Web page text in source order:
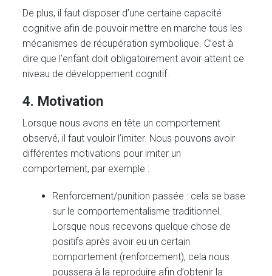
De plus, il faut disposer d’une certaine capacité
cognitive afin de pouvoir mettre en marche tous les
mécanismes de récupération symbolique. C’est à
dire que l’enfant doit obligatoirement avoir atteint ce
niveau de développement cognitif.
4. Motivation
Lorsque nous avons en tête un comportement
observé, il faut vouloir l’imiter. Nous pouvons avoir
différentes motivations pour imiter un
comportement, par exemple :
Renforcement/punition passée : cela se base
sur le comportementalisme traditionnel.
Lorsque nous recevons quelque chose de
positifs après avoir eu un certain
comportement (renforcement), cela nous
poussera à la reproduire afin d’obtenir la